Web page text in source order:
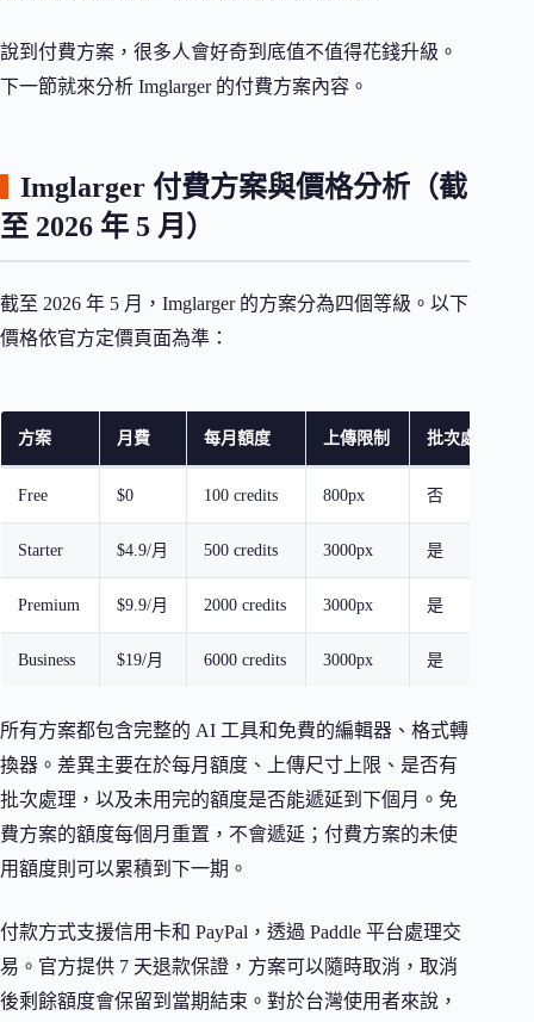
說到付費方案，很多人會好奇到底值不值得花錢升級。
下一節就來分析 Imglarger 的付費方案內容。
Imglarger 付費方案與價格分析（截
至 2026 年 5 月）
截至 2026 年 5 月，Imglarger 的方案分為四個等級。以下
價格依官方定價頁面為準：
方案 月費 每月額度 上傳限制 批次處理
Free $0 100 credits 800px 否
Starter $4.9/月 500 credits 3000px 是
Premium $9.9/月 2000 credits 3000px 是
Business $19/月 6000 credits 3000px 是
所有方案都包含完整的 AI 工具和免費的編輯器、格式轉
換器。差異主要在於每月額度、上傳尺寸上限、是否有
批次處理，以及未用完的額度是否能遞延到下個月。免
費方案的額度每個月重置，不會遞延；付費方案的未使
用額度則可以累積到下一期。
付款方式支援信用卡和 PayPal，透過 Paddle 平台處理交
易。官方提供 7 天退款保證，方案可以隨時取消，取消
後剩餘額度會保留到當期結束。對於台灣使用者來說，